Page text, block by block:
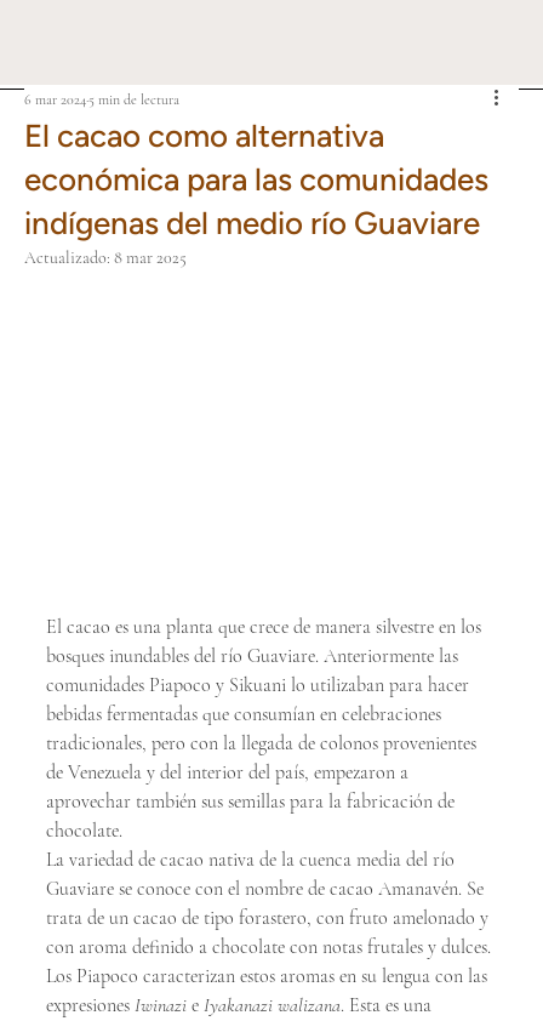
El cacao como alternativa
económica para las comunidades
indígenas del medio río Guaviare
6 mar 20245 min de lectura
Actualizado: 8 mar 2025
El cacao es una planta que crece de manera silvestre en los
bosques inundables del río Guaviare. Anteriormente las
comunidades Piapoco y Sikuani lo utilizaban para hacer
bebidas fermentadas que consumían en celebraciones
tradicionales, pero con la llegada de colonos provenientes
de Venezuela y del interior del país, empezaron a
aprovechar también sus semillas para la fabricación de
chocolate.
La variedad de cacao nativa de la cuenca media del río
Guaviare se conoce con el nombre de cacao Amanavén. Se
trata de un cacao de tipo forastero, con fruto amelonado y
con aroma definido a chocolate con notas frutales y dulces.
Los Piapoco caracterizan estos aromas en su lengua con las
expresiones Iwinazi e Iyakanazi walizana. Esta es una